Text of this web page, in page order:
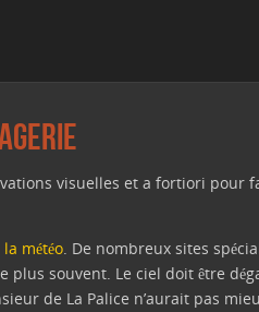
visuelles et a fortiori pour
météo. De nombreux sites
plus souvent. Le ciel doit être
de La Palice n’aurait pas